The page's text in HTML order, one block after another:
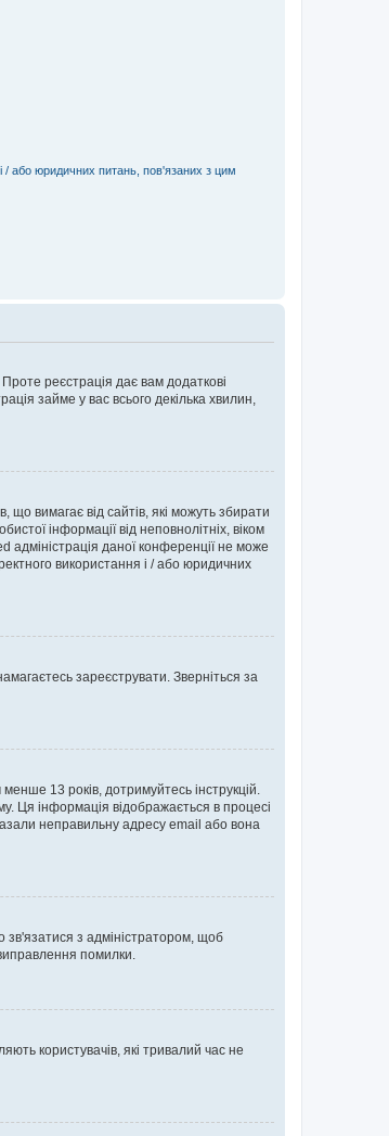
/ або юридичних питань, пов'язаних з цим
реєстрація дає вам додаткові
займе у вас всього декілька хвилин,
вимагає від сайтів, які можуть збирати
інформації від неповнолітніх, віком
даної конференції не може
використання і / або юридичних
зареєструвати. Зверніться за
13 років, дотримуйтесь інструкцій.
Ця інформація відображається в процесі
неправильну адресу email або вона
зв'язатися з адміністратором, щоб
помилки.
користувачів, які тривалий час не